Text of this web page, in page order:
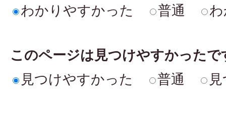
わかりやすかった
普通
このページは見つけやすかったで
見つけやすかった
普通